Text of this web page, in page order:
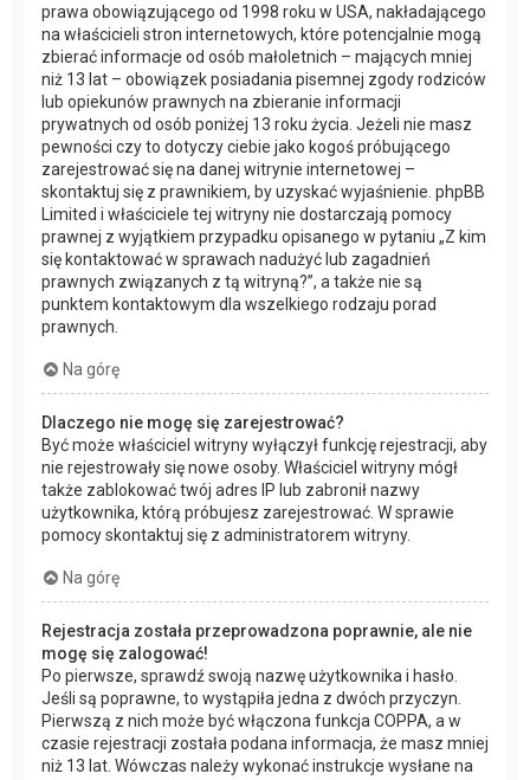
prawa obowiązującego od 1998 roku w USA, nakładającego
na właścicieli stron internetowych, które potencjalnie mogą
zbierać informacje od osób małoletnich – mających mniej
niż 13 lat – obowiązek posiadania pisemnej zgody rodziców
lub opiekunów prawnych na zbieranie informacji
prywatnych od osób poniżej 13 roku życia. Jeżeli nie masz
pewności czy to dotyczy ciebie jako kogoś próbującego
zarejestrować się na danej witrynie internetowej –
skontaktuj się z prawnikiem, by uzyskać wyjaśnienie. phpBB
Limited i właściciele tej witryny nie dostarczają pomocy
prawnej z wyjątkiem przypadku opisanego w pytaniu „Z kim
się kontaktować w sprawach nadużyć lub zagadnień
prawnych związanych z tą witryną?”, a także nie są
punktem kontaktowym dla wszelkiego rodzaju porad
prawnych.
Na górę
Dlaczego nie mogę się zarejestrować?
Być może właściciel witryny wyłączył funkcję rejestracji, aby
nie rejestrowały się nowe osoby. Właściciel witryny mógł
także zablokować twój adres IP lub zabronił nazwy
użytkownika, którą próbujesz zarejestrować. W sprawie
pomocy skontaktuj się z administratorem witryny.
Na górę
Rejestracja została przeprowadzona poprawnie, ale nie
mogę się zalogować!
Po pierwsze, sprawdź swoją nazwę użytkownika i hasło.
Jeśli są poprawne, to wystąpiła jedna z dwóch przyczyn.
Pierwszą z nich może być włączona funkcja COPPA, a w
czasie rejestracji została podana informacja, że masz mniej
niż 13 lat. Wówczas należy wykonać instrukcje wysłane na